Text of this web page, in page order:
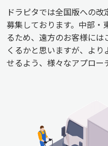
ドラピタでは全国版への
募集しております。中部・
るため、遠方のお客様に
くるかと思いますが、よ
せるよう、様々なアプロー